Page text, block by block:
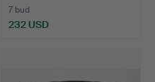
7 bud
232 USD